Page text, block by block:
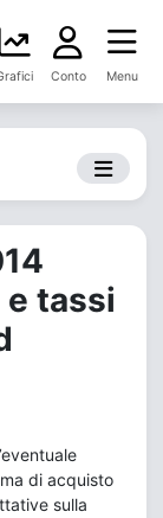
Conto Menu
tassi
di acquisto
sulla